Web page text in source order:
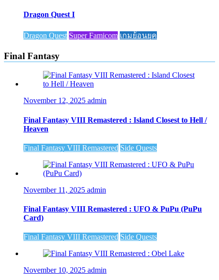
Dragon Quest I
Dragon Quest Super Famicom เกมย้อนยุค
Final Fantasy
November 12, 2025 admin
Final Fantasy VIII Remastered : Island Closest to Hell /
Heaven
Final Fantasy VIII Remastered Side Quests
November 11, 2025 admin
Final Fantasy VIII Remastered : UFO & PuPu (PuPu
Card)
Final Fantasy VIII Remastered Side Quests
November 10, 2025 admin